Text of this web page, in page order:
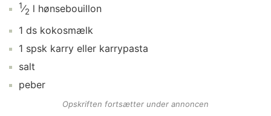
1⁄2 l hønsebouillon
1 ds kokosmælk
1 spsk karry eller karrypasta
salt
peber
Opskriften fortsætter under annoncen